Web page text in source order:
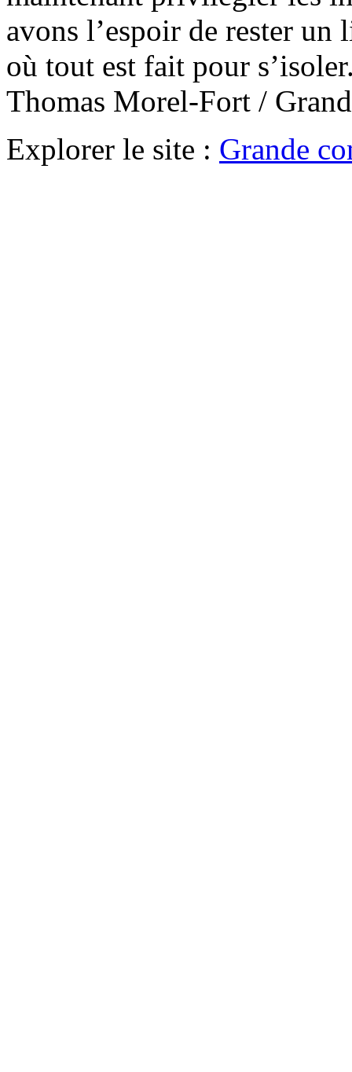
avons l’espoir de rester un
où tout est fait pour
Thomas Morel-Fort /
Explorer le site : Grande